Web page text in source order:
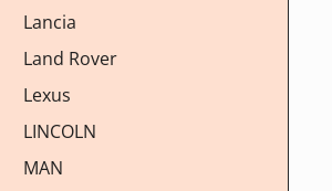
Lancia
Land Rover
Lexus
LINCOLN
MAN